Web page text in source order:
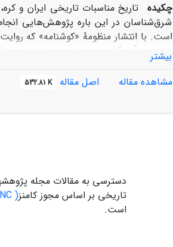
چکیده تاریخ مناسبات تاریخی ایران و
شرق‌شناسان در این باره پژوهش‌هایی
است. با انتشار منظومۀ «کوش­نامه» که
روی محققّان گشوده و مشخص شد که سابقۀ
کتاب نام قدیم کشور کره با عنوان «بسیلا»
«سیلا» ثبت شده است؛ در نخستین گام این
بیشتر
مشاهده مقاله
اصل مقاله 532.81 K
دسترسی به مقالات مجله
تاریخی بر اساس مجوز کامنز( CC BY-NC)
است.